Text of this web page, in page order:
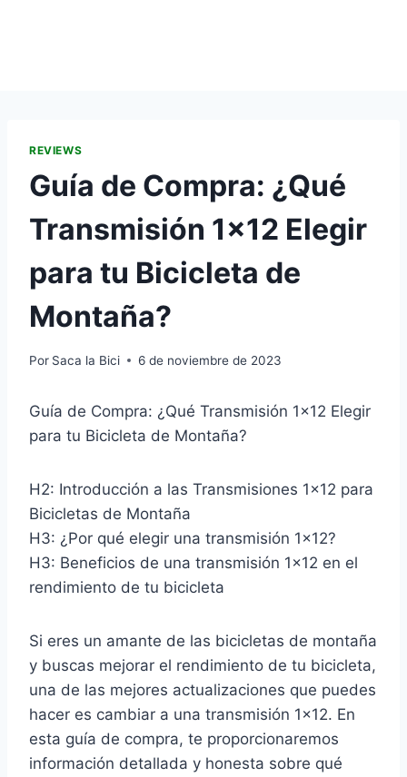
REVIEWS
Guía de Compra: ¿Qué
Transmisión 1×12 Elegir
para tu Bicicleta de
Montaña?
Por Saca la Bici 6 de noviembre de 2023
Guía de Compra: ¿Qué Transmisión 1×12 Elegir
para tu Bicicleta de Montaña?
H2: Introducción a las Transmisiones 1×12 para
Bicicletas de Montaña
H3: ¿Por qué elegir una transmisión 1×12?
H3: Beneficios de una transmisión 1×12 en el
rendimiento de tu bicicleta
Si eres un amante de las bicicletas de montaña
y buscas mejorar el rendimiento de tu bicicleta,
una de las mejores actualizaciones que puedes
hacer es cambiar a una transmisión 1×12. En
esta guía de compra, te proporcionaremos
información detallada y honesta sobre qué